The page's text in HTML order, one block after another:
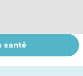
brûlures,
quand
santé